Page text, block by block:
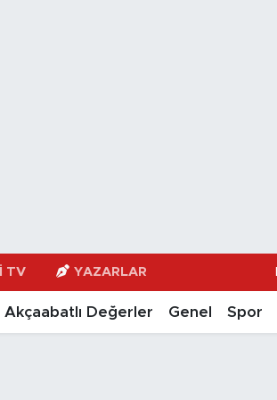
TV YAZARLAR
Akçaabatlı Değerler Genel Spor